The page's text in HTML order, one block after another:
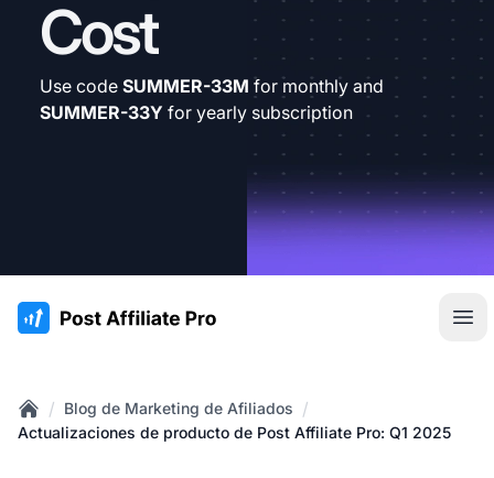
Cost
Use code SUMMER-33M for monthly and
SUMMER-33Y for yearly subscription
:site.title
Home
/ Blog de Marketing de Afiliados /
Actualizaciones de producto de Post Affiliate Pro: Q1 2025